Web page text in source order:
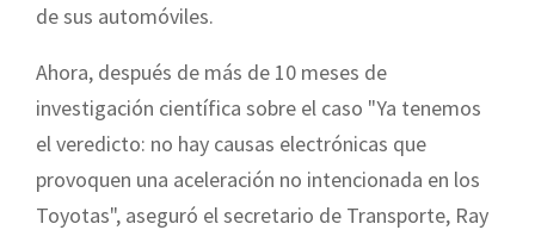
de sus automóviles.
Ahora, después de más de 10 meses de
investigación científica sobre el caso "Ya tenemos
el veredicto: no hay causas electrónicas que
provoquen una aceleración no intencionada en los
Toyotas", aseguró el secretario de Transporte, Ray